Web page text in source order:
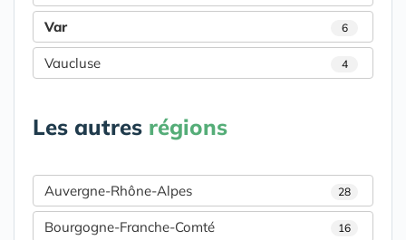
Var 6
Vaucluse 4
Les autres régions
Auvergne-Rhône-Alpes 28
Bourgogne-Franche-Comté 16